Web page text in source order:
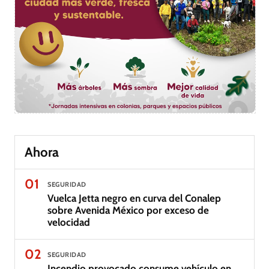
Ahora
01
SEGURIDAD
Vuelca Jetta negro en curva del Conalep
sobre Avenida México por exceso de
velocidad
02 SEGURIDAD